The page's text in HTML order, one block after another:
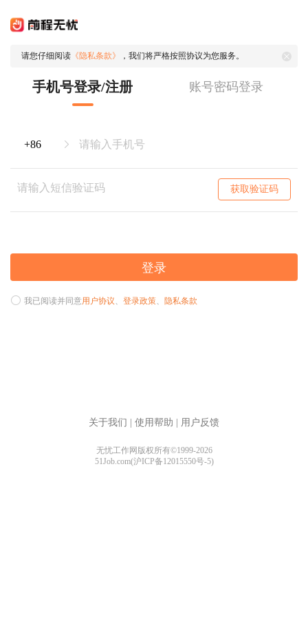
请您仔细阅读 《隐私条款》 ，我们将严格按照协议为您服务。
手机号登录/注册 账号密码登录
获取验证码
登录
我已阅读并同意用户协议、 登录政策、 隐私条款
关于我们 使用帮助 用户反馈
无忧工作网版权所有©1999-2026
51Job.com(沪ICP备12015550号-5)